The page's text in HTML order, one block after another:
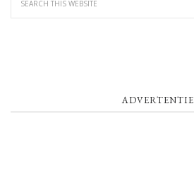
ADVERTENTIE